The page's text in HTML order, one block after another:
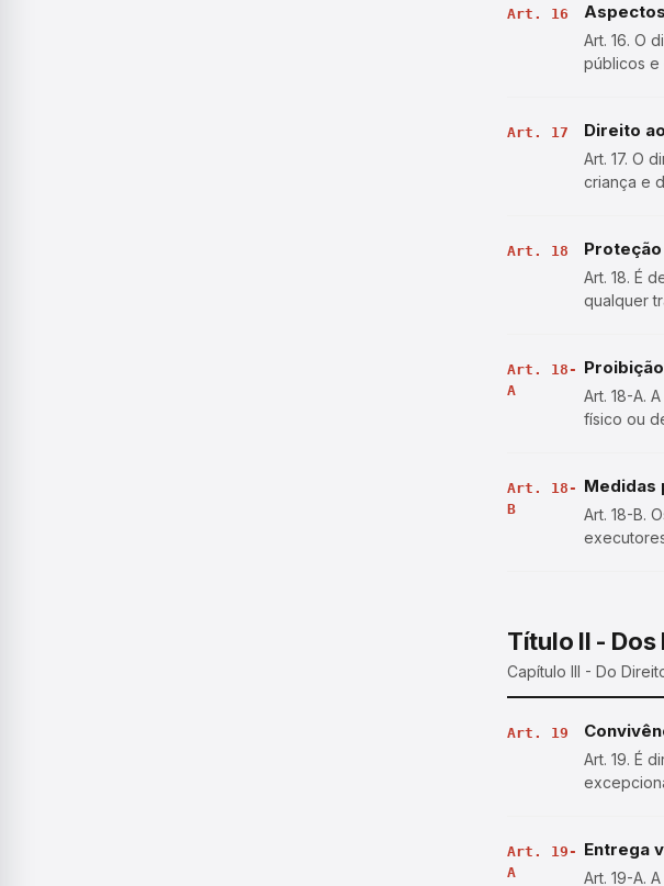
Art. 16
Art. 16. O
públicos e
Art. 17 Direito
Art. 17. O
criança e
Art. 18
Art. 18. É
qualquer
Art. 18-
A
Art. 18-A.
físico ou
Art. 18-
B
Medidas
Art. 18-B.
Título II -
Capítulo III - Do
Art. 19
Art. 19. É
Art. 19-
A
Entrega
Art. 19-A.